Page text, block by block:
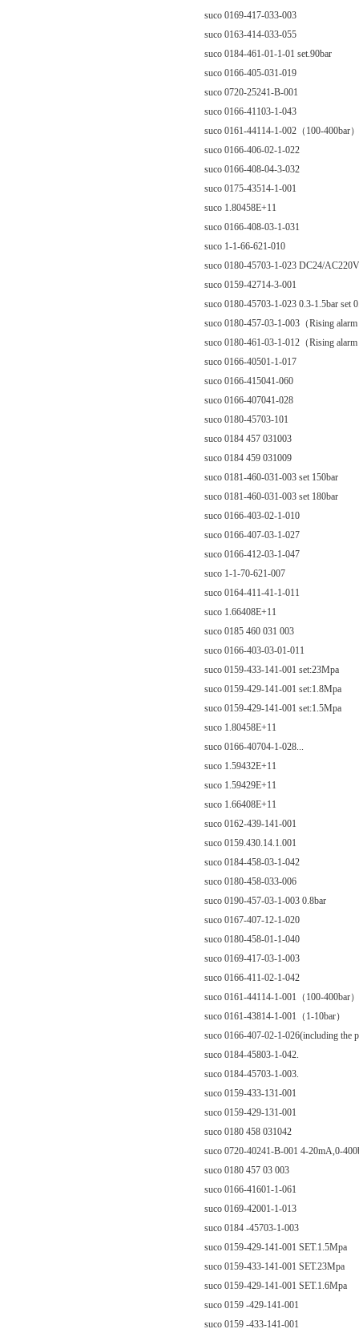
suco 0169-417-033-003
suco 0163-414-033-055
suco 0184-461-01-1-01 set.90bar
suco 0166-405-031-019
suco 0720-25241-B-001
suco 0166-41103-1-043
suco 0161-44114-1-002（100-400bar）
suco 0166-406-02-1-022
suco 0166-408-04-3-032
suco 0175-43514-1-001
suco 1.80458E+11
suco 0166-408-03-1-031
suco 1-1-66-621-010
suco 0180-45703-1-023 DC24/
suco 0159-42714-3-001
suco 0180-45703-1-023 0.3-1.5bar set
suco 0180-457-03-1-003（Rising
suco 0180-461-03-1-012（Rising
suco 0166-40501-1-017
suco 0166-415041-060
suco 0166-407041-028
suco 0180-45703-101
suco 0184 457 031003
suco 0184 459 031009
suco 0181-460-031-003 set 150bar
suco 0181-460-031-003 set 180bar
suco 0166-403-02-1-010
suco 0166-407-03-1-027
suco 0166-412-03-1-047
suco 1-1-70-621-007
suco 0164-411-41-1-011
suco 1.66408E+11
suco 0185 460 031 003
suco 0166-403-03-01-011
suco 0159-433-141-001 set:23Mpa
suco 0159-429-141-001 set:1.8Mpa
suco 0159-429-141-001 set:1.5Mpa
suco 1.80458E+11
suco 0166-40704-1-028...
suco 1.59432E+11
suco 1.59429E+11
suco 1.66408E+11
suco 0162-439-141-001
suco 0159.430.14.1.001
suco 0184-458-03-1-042
suco 0180-458-033-006
suco 0190-457-03-1-003 0.8bar
suco 0167-407-12-1-020
suco 0180-458-01-1-040
suco 0169-417-03-1-003
suco 0166-411-02-1-042
suco 0161-44114-1-001（100-400bar）
suco 0161-43814-1-001（1-10bar）
suco 0166-407-02-1-026(including the
suco 0184-45803-1-042.
suco 0184-45703-1-003.
suco 0159-433-131-001
suco 0159-429-131-001
suco 0180 458 031042
suco 0720-40241-B-001 4-20mA,0-
suco 0180 457 03 003
suco 0166-41601-1-061
suco 0169-42001-1-013
suco 0184 -45703-1-003
suco 0159-429-141-001 SET.1.5Mpa
suco 0159-433-141-001 SET.23Mpa
suco 0159-429-141-001 SET.1.6Mpa
suco 0159 -429-141-001
suco 0159 -433-141-001